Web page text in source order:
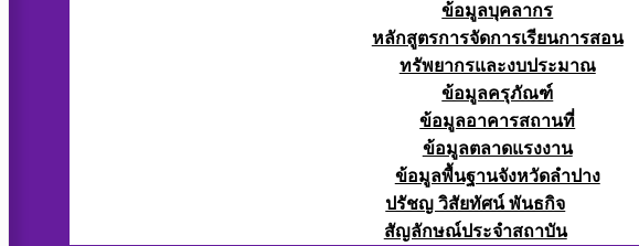
ข้อมูลบุคลากร
หลักสูตรการจัดการเรียนการสอน
ทรัพยากรและงบประมาณ
ข้อมูลครุภัณฑ์
ข้อมูลอาคารสถานที่
ข้อมูลตลาดแรงงาน
ข้อมูลพื้นฐานจังหวัดลำปาง
ปรัชญ วิสัยทัศน์ พันธกิจ
สัญลักษณ์ประจำสถาบัน